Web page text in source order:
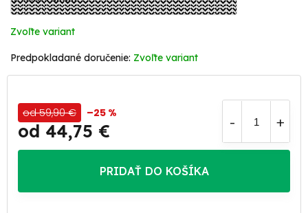
Zvoľte variant
Zvoľte variant
od 59,90 € –25 %
od 44,75 €
Jednotková
PRIDAŤ DO KOŠÍKA